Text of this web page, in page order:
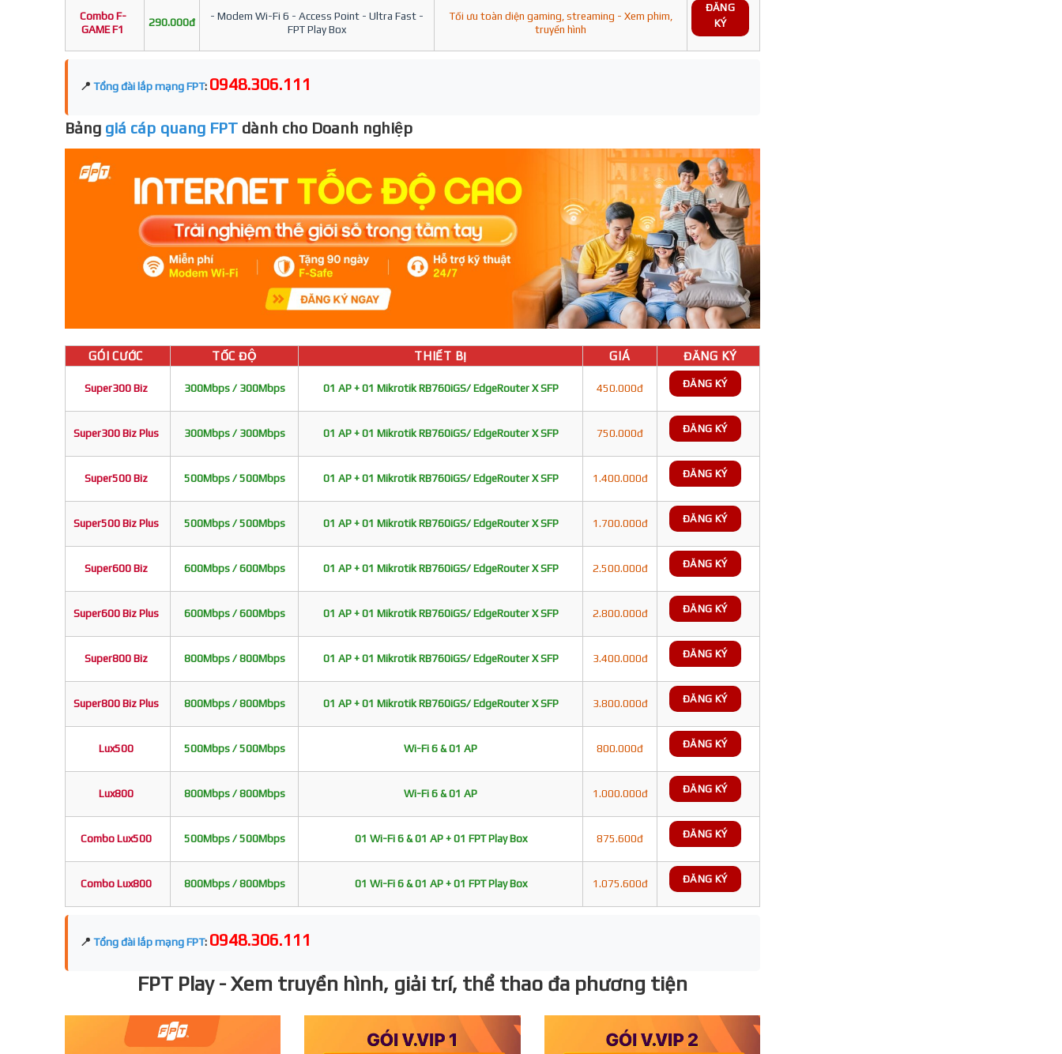
Combo F-
GAME F1
290.000đ
- Modem Wi-Fi 6 - Access Point - Ultra Fast -
FPT Play Box
Tối ưu toàn diện gaming, streaming - Xem phim,
truyền hình
ĐĂNG
KÝ
📍 Tổng đài lắp mạng FPT: 0948.306.111
Bảng giá cáp quang FPT dành cho Doanh nghiệp
GÓI CƯỚC TỐC ĐỘ THIẾT BỊ GIÁ ĐĂNG KÝ
Super300 Biz 300Mbps / 300Mbps 01 AP + 01 Mikrotik RB760iGS/ EdgeRouter X SFP 450.000đ ĐĂNG KÝ
Super300 Biz Plus 300Mbps / 300Mbps 01 AP + 01 Mikrotik RB760iGS/ EdgeRouter X SFP 750.000đ ĐĂNG KÝ
Super500 Biz 500Mbps / 500Mbps 01 AP + 01 Mikrotik RB760iGS/ EdgeRouter X SFP 1.400.000đ ĐĂNG KÝ
Super500 Biz Plus 500Mbps / 500Mbps 01 AP + 01 Mikrotik RB760iGS/ EdgeRouter X SFP 1.700.000đ ĐĂNG KÝ
Super600 Biz 600Mbps / 600Mbps 01 AP + 01 Mikrotik RB760iGS/ EdgeRouter X SFP 2.500.000đ ĐĂNG KÝ
Super600 Biz Plus 600Mbps / 600Mbps 01 AP + 01 Mikrotik RB760iGS/ EdgeRouter X SFP 2.800.000đ ĐĂNG KÝ
Super800 Biz 800Mbps / 800Mbps 01 AP + 01 Mikrotik RB760iGS/ EdgeRouter X SFP 3.400.000đ ĐĂNG KÝ
Super800 Biz Plus 800Mbps / 800Mbps 01 AP + 01 Mikrotik RB760iGS/ EdgeRouter X SFP 3.800.000đ ĐĂNG KÝ
Lux500 500Mbps / 500Mbps Wi-Fi 6 & 01 AP 800.000đ ĐĂNG KÝ
Lux800 800Mbps / 800Mbps Wi-Fi 6 & 01 AP 1.000.000đ ĐĂNG KÝ
Combo Lux500 500Mbps / 500Mbps 01 Wi-Fi 6 & 01 AP + 01 FPT Play Box 875.600đ ĐĂNG KÝ
Combo Lux800 800Mbps / 800Mbps 01 Wi-Fi 6 & 01 AP + 01 FPT Play Box 1.075.600đ ĐĂNG KÝ
📍 Tổng đài lắp mạng FPT: 0948.306.111
FPT Play - Xem truyền hình, giải trí, thể thao đa phương tiện